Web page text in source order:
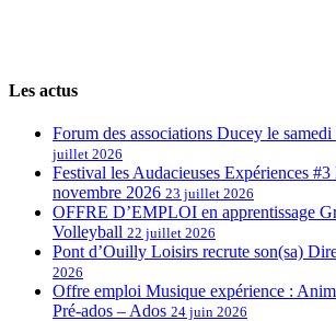
Les actus
Forum des associations Ducey le
juillet 2026
Festival les Audacieuses Expériences #3
novembre 2026 23 juillet 2026
OFFRE D’EMPLOI en apprentissage
Volleyball 22 juillet 2026
Pont d’Ouilly Loisirs recrute son(sa)
2026
Offre emploi Musique expérience :
Pré-ados – Ados 24 juin 2026